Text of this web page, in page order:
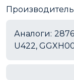
Аналоги:
U422,